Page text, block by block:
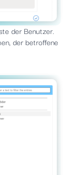
der Benutzer.
der betroffene